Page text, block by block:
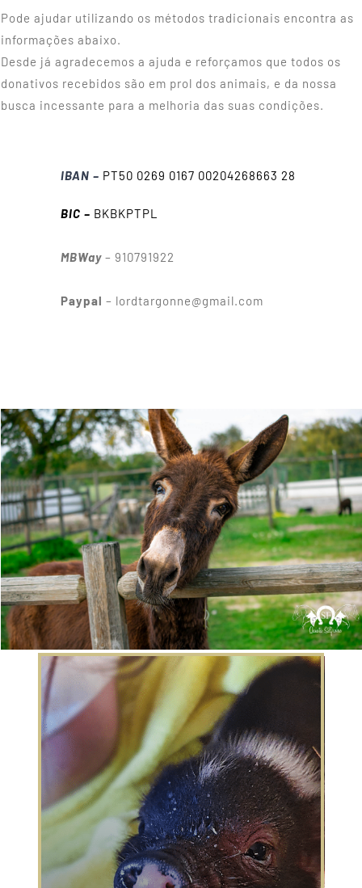
Pode ajudar utilizando os métodos tradicionais encontra as
informações abaixo.
Desde já agradecemos a ajuda e reforçamos que todos os
donativos recebidos são em prol dos animais, e da nossa
busca incessante para a melhoria das suas condições.
IBAN – PT50 0269 0167 00204268663 28
BIC – BKBKPTPL
MBWay – 910791922
Paypal – lordtargonne@gmail.com